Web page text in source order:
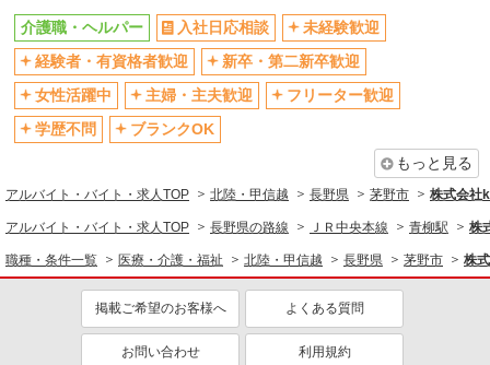
介護職・ヘルパー 入社日応相談
未経験歓迎
経験者・有資格者歓迎
新卒・第二新卒歓迎
女性活躍中
主婦・主夫歓迎
フリーター歓迎
学歴不問
ブランクOK
もっと見る
アルバイト・バイト・求人TOP 北陸・甲信越 長野県 茅野市 株式会社
アルバイト・バイト・求人TOP 長野県の路線 ＪＲ中央本線 青柳駅 株
職種・条件一覧 医療・介護・福祉 北陸・甲信越 長野県 茅野市 株
掲載ご希望のお客様へ よくある質問
お問い合わせ 利用規約